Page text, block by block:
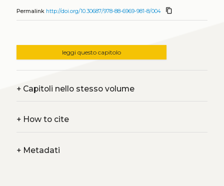
Permalink http://doi.org/10.30687/978-88-6969-981-8/004 content_copy
leggi questo capitolo
+Capitoli nello stesso volume
+How to cite
+Metadati